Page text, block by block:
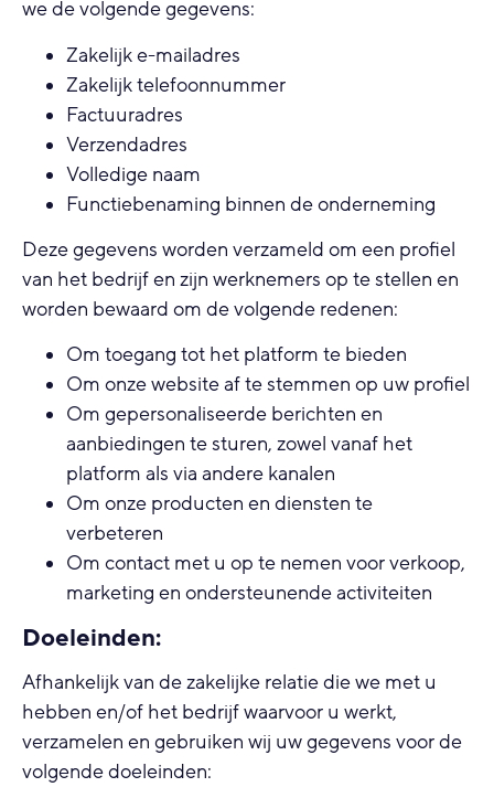
we de volgende gegevens:
Zakelijk e-mailadres
Zakelijk telefoonnummer
Factuuradres
Verzendadres
Volledige naam
Functiebenaming binnen de onderneming
Deze gegevens worden verzameld om een profiel
van het bedrijf en zijn werknemers op te stellen en
worden bewaard om de volgende redenen:
Om toegang tot het platform te bieden
Om onze website af te stemmen op uw profiel
Om gepersonaliseerde berichten en
aanbiedingen te sturen, zowel vanaf het
platform als via andere kanalen
Om onze producten en diensten te
verbeteren
Om contact met u op te nemen voor verkoop,
marketing en ondersteunende activiteiten
Doeleinden:
Afhankelijk van de zakelijke relatie die we met u
hebben en/of het bedrijf waarvoor u werkt,
verzamelen en gebruiken wij uw gegevens voor de
volgende doeleinden: